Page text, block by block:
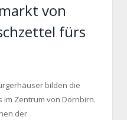
von
fürs
bilden die
im Zentrum von Dornbirn.
der